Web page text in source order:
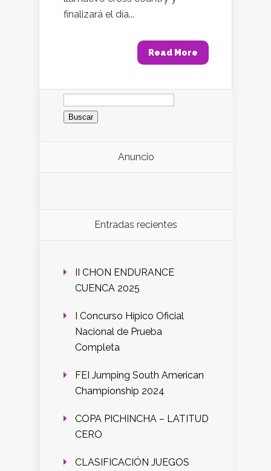
finalizará el día...
Read More
Buscar:
Anuncio
Entradas recientes
II CHON ENDURANCE
CUENCA 2025
I Concurso Hípico Oficial
Nacional de Prueba
Completa
FEI Jumping South American
Championship 2024
COPA PICHINCHA – LATITUD
CERO
CLASIFICACIÓN JUEGOS